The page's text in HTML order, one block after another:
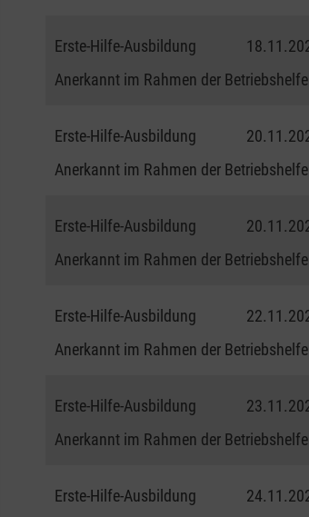
Erste-Hilfe-Ausbildung
Anerkannt im Rahmen der
Erste-Hilfe-Ausbildung
Anerkannt im Rahmen der
Erste-Hilfe-Ausbildung
Anerkannt im Rahmen der
Erste-Hilfe-Ausbildung
Anerkannt im Rahmen der
Erste-Hilfe-Ausbildung
Anerkannt im Rahmen der
Erste-Hilfe-Ausbildung